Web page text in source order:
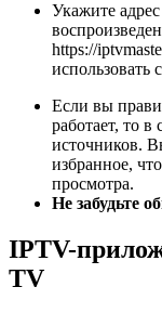
Укажите
https://
использовать
Если вы
работает, то в
источников.
избранное,
просмотра.
Не забудьте
IPTV-
TV